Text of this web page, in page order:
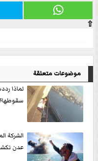
⇧
موضوعات متعلقة
لماذا
الشركة
عدن